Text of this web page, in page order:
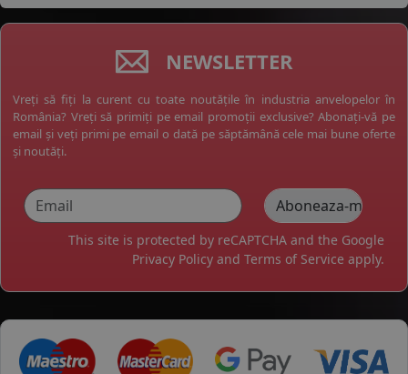
NEWSLETTER
Vreți să fiți la curent cu toate noutățile în industria anvelopelor în
România? Vreți să primiți pe email promoții exclusive? Abonați-vă pe
email și veți primi pe email o dată pe săptămână cele mai bune oferte
și noutăți.
This site is protected by reCAPTCHA and the Google
Privacy Policy and Terms of Service apply.